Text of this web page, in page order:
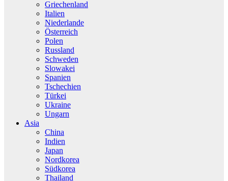
Griechenland
Italien
Niederlande
Österreich
Polen
Russland
Schweden
Slowakei
Spanien
Tschechien
Türkei
Ukraine
Ungarn
Asia
China
Indien
Japan
Nordkorea
Südkorea
Thailand